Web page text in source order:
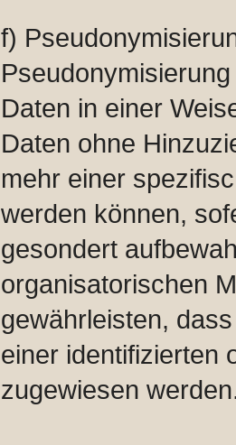
f)
Daten in einer
Daten ohne
mehr einer
werden können,
gesondert
organisatorischen
gewährleisten,
einer identifizierten
zugewiesen